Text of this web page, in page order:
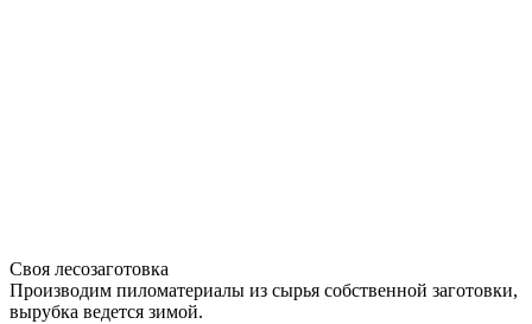
Своя лесозаготовка
Производим пиломатериалы из сырья собственной заготовки,
вырубка ведется зимой.